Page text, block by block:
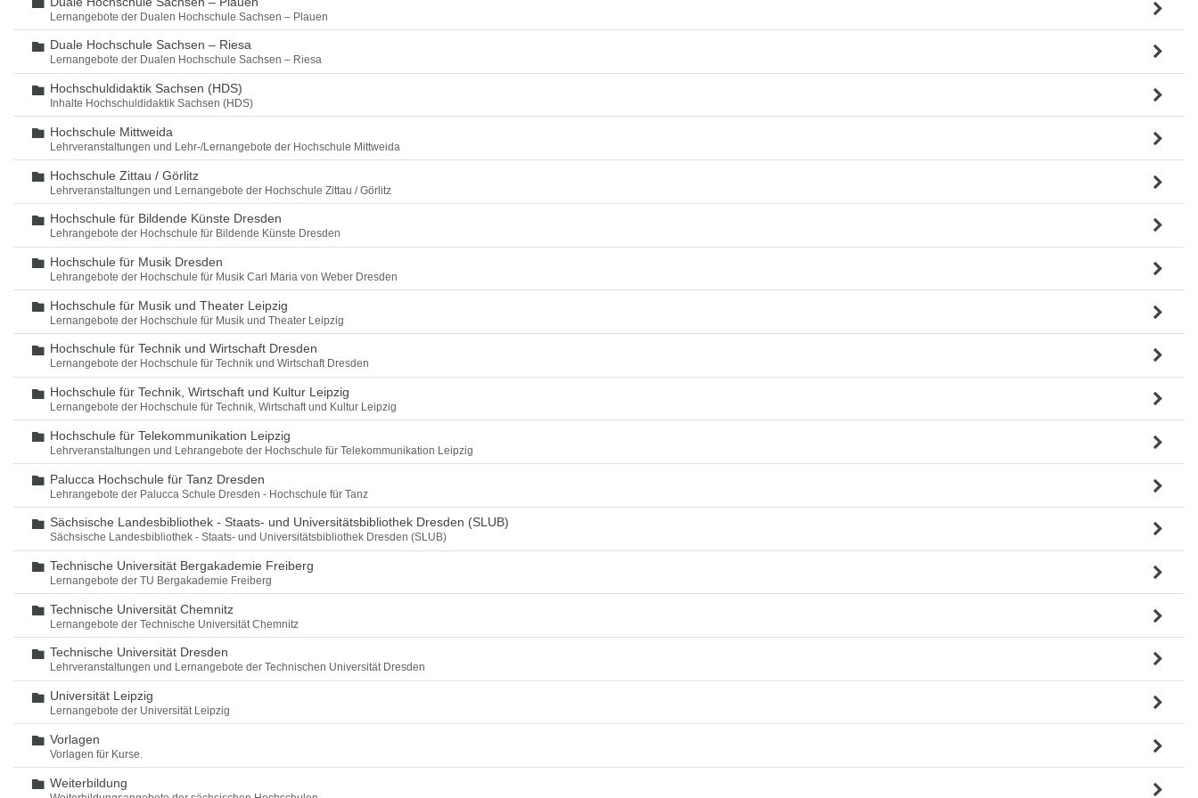
Lernangebote der Dualen Hochschule Sachsen – Plauen
Ordner
Duale Hochschule Sachsen – Riesa
Lernangebote der Dualen Hochschule Sachsen – Riesa
Ordner
Hochschuldidaktik Sachsen (HDS)
Inhalte Hochschuldidaktik Sachsen (HDS)
Ordner
Hochschule Mittweida
Lehrveranstaltungen und Lehr-/Lernangebote der Hochschule Mittweida
Ordner
Hochschule Zittau / Görlitz
Lehrveranstaltungen und Lernangebote der Hochschule Zittau / Görlitz
Ordner
Hochschule für Bildende Künste Dresden
Lehrangebote der Hochschule für Bildende Künste Dresden
Ordner
Hochschule für Musik Dresden
Lehrangebote der Hochschule für Musik Carl Maria von Weber Dresden
Ordner
Hochschule für Musik und Theater Leipzig
Lernangebote der Hochschule für Musik und Theater Leipzig
Ordner
Hochschule für Technik und Wirtschaft Dresden
Lernangebote der Hochschule für Technik und Wirtschaft Dresden
Ordner
Hochschule für Technik, Wirtschaft und Kultur Leipzig
Lernangebote der Hochschule für Technik, Wirtschaft und Kultur Leipzig
Ordner
Hochschule für Telekommunikation Leipzig
Lehrveranstaltungen und Lehrangebote der Hochschule für Telekommunikation Leipzig
Ordner
Palucca Hochschule für Tanz Dresden
Lehrangebote der Palucca Schule Dresden - Hochschule für Tanz
Ordner
Sächsische Landesbibliothek - Staats- und Universitätsbibliothek Dresden (SLUB)
Sächsische Landesbibliothek - Staats- und Universitätsbibliothek Dresden (SLUB)
Ordner
Technische Universität Bergakademie Freiberg
Lernangebote der TU Bergakademie Freiberg
Ordner
Technische Universität Chemnitz
Lernangebote der Technische Universität Chemnitz
Ordner
Technische Universität Dresden
Lehrveranstaltungen und Lernangebote der Technischen Universität Dresden
Ordner
Universität Leipzig
Lernangebote der Universität Leipzig
Ordner
Vorlagen
Vorlagen für Kurse.
Ordner
Weiterbildung